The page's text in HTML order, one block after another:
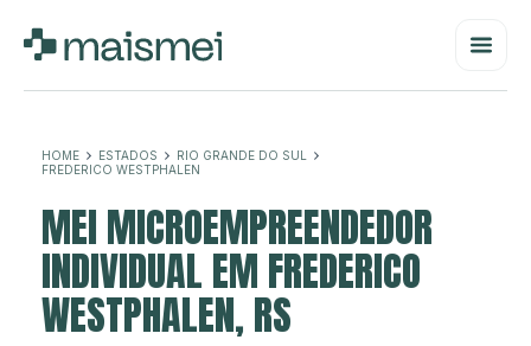
HOME ESTADOS
RIO GRANDE DO SUL
FREDERICO WESTPHALEN
MEI MICROEMPREENDEDOR
INDIVIDUAL EM FREDERICO
WESTPHALEN, RS